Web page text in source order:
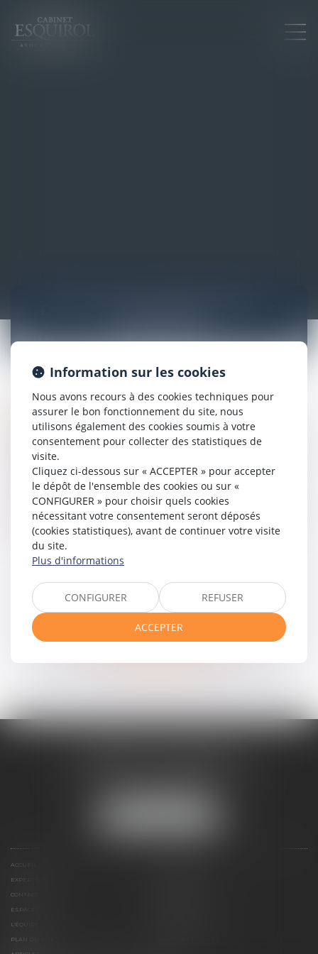
Etude des litiges
Conseils en matière d’assurance et prévoyance
Assistance en cas de réclamation de prise en charge et
indemnisation
Assistance des sportifs professionnels dans le cadre de
l’indemnisation des leurs préjudices corporel et
économique
Conseil sur les litiges relatifs à l’application des garanties
des contrats dans l’hypothèse de sinistres.
Voir tous les domaines d'intervention
Contacter un expert
ACCUEIL
EXPERTISES
CONTACT
ESPACE CLIENT
L'ÉQUIPE
PLAN DU SITE
Information sur les cookies
Nous avons recours à des cookies techniques pour
assurer le bon fonctionnement du site, nous
utilisons également des cookies soumis à votre
consentement pour collecter des statistiques de
visite.
Cliquez ci-dessous sur « ACCEPTER » pour accepter
le dépôt de l'ensemble des cookies ou sur «
CONFIGURER » pour choisir quels cookies
nécessitant votre consentement seront déposés
(cookies statistiques), avant de continuer votre visite
du site.
Plus d'informations
CONFIGURER REFUSER
ACCEPTER